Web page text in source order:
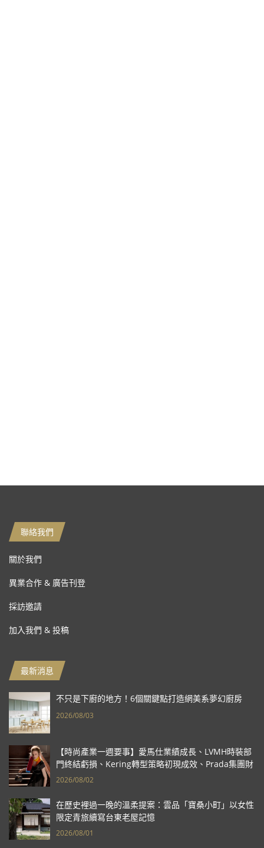
聯絡我們
關於我們
異業合作 & 廣告刊登
採訪邀請
加入我們 & 投稿
最新消息
不只是下廚的地方！6個關鍵點打造網美系夢幻廚房
2026/08/03
【時尚產業一週要事】愛馬仕業績成長、LVMH時裝部
門終結虧損、Kering轉型策略初現成效、Prada集團財
報亮眼
2026/08/02
在歷史裡過一晚的溫柔提案：雲品「寶桑小町」以女性
限定青旅續寫台東老屋記憶
2026/08/01